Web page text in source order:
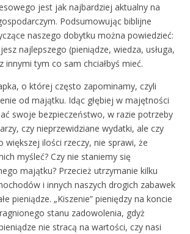
jest jak najbardziej aktualny na
Podsumowując biblijne
naszego dobytku można powiedzieć:
najlepszego (pieniądze, wiedza, usługa,
innymi tym co sam chciałbyś mieć.
o której często zapominamy, czyli
od majątku. Idąc głębiej w majętności
swoje bezpieczeństwo, w razie potrzeby
czy nieprzewidziane wydatki, ale czy
większej ilości rzeczy, nie sprawi, że
myśleć? Czy nie staniemy się
majątku? Przecież utrzymanie kilku
i innych naszych drogich zabawek
pieniądze. „Kiszenie” pieniędzy na koncie
stanu zadowolenia, gdyż
nie stracą na wartości, czy nasi